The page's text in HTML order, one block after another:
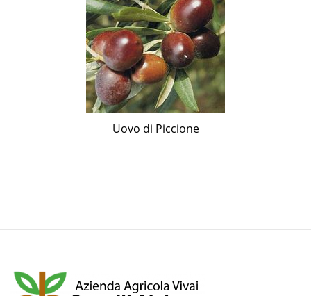
Uovo di Piccione